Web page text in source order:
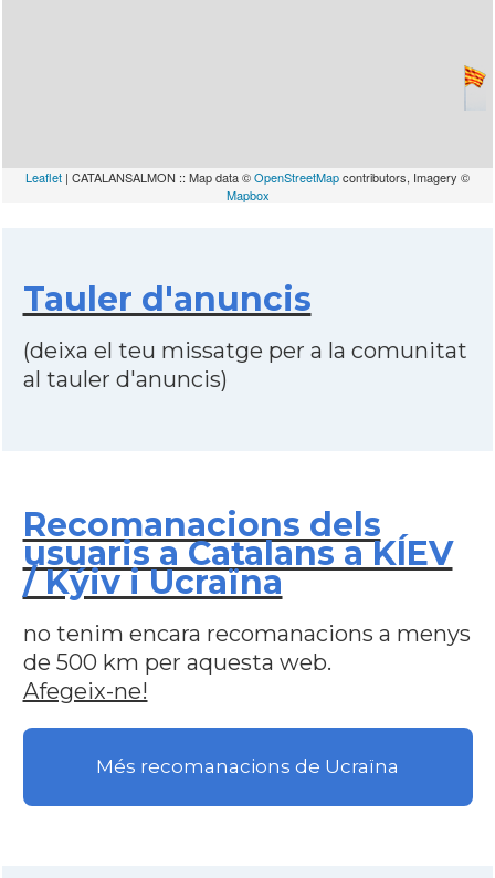
Leaflet | CATALANSALMON :: Map data ©OpenStreetMapcontributors, Imagery ©
Mapbox
Tauler d'anuncis
(deixa el teu missatge per a la comunitat
al tauler d'anuncis)
Recomanacions dels
usuaris a Catalans a KÍEV
/ Kýiv i Ucraïna
no tenim encara recomanacions a menys
de 500 km per aquesta web.
Afegeix-ne!
Més recomanacions de Ucraïna